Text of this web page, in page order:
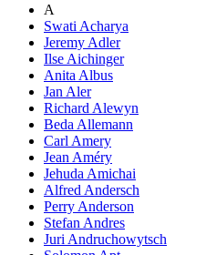
A
Swati Acharya
Jeremy Adler
Ilse Aichinger
Anita Albus
Jan Aler
Richard Alewyn
Beda Allemann
Carl Amery
Jean Améry
Jehuda Amichai
Alfred Andersch
Perry Anderson
Stefan Andres
Juri Andruchowytsch